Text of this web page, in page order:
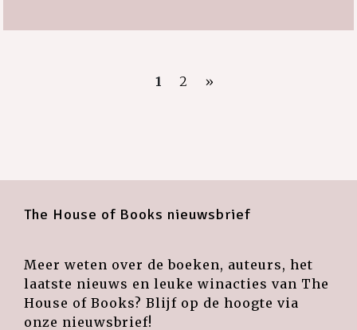
1 2 »
The House of Books nieuwsbrief
Meer weten over de boeken, auteurs, het
laatste nieuws en leuke winacties van The
House of Books? Blijf op de hoogte via
onze nieuwsbrief!